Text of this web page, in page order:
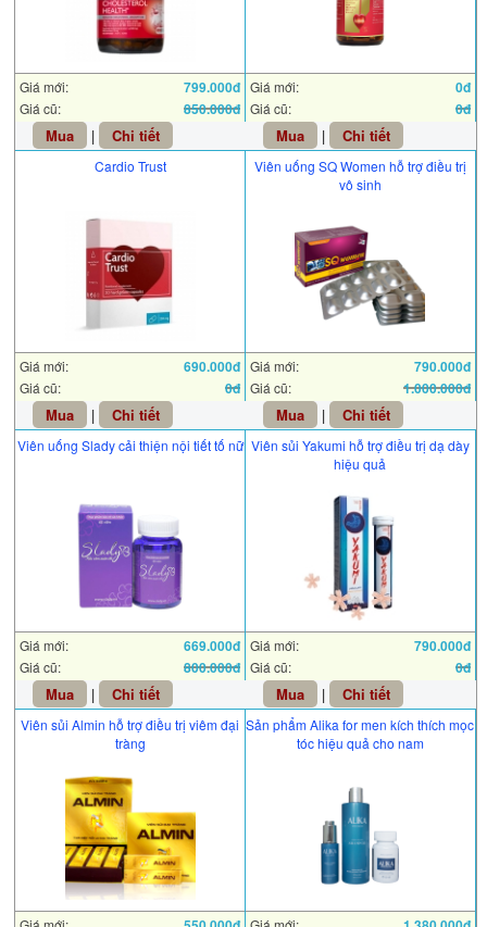
Giá mới: 799.000đ
Giá cũ: 850.000đ
Mua | Chi tiết
Giá mới: 0đ
Giá cũ: 0đ
Mua | Chi tiết
Cardio Trust
Giá mới: 690.000đ
Giá cũ: 0đ
Mua | Chi tiết
Viên uống SQ Women hỗ trợ điều trị
vô sinh
Giá mới: 790.000đ
Giá cũ: 1.000.000đ
Mua | Chi tiết
Viên uống Slady cải thiện nội tiết tố nữ
Giá mới: 669.000đ
Giá cũ: 800.000đ
Mua | Chi tiết
Viên sủi Yakumi hỗ trợ điều trị dạ dày
hiệu quả
Giá mới: 790.000đ
Giá cũ: 0đ
Mua | Chi tiết
Viên sủi Almin hỗ trợ điều trị viêm đại
tràng
Sản phẩm Alika for men kích thích mọc
tóc hiệu quả cho nam